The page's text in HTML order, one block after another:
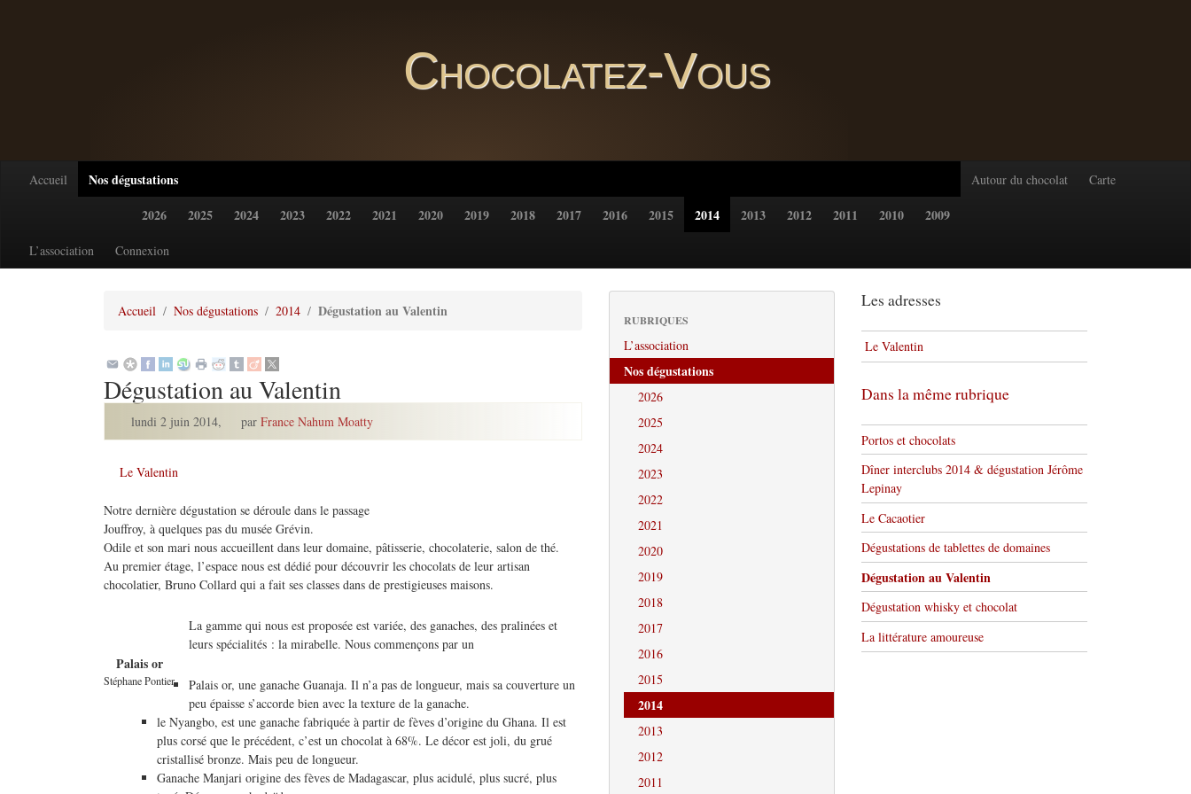
Chocolatez-Vous
Accueil
Nos dégustations
2026
2025 2024 2023 2022 2021 2020 2019 2018 2017 2016 2015 2014 2013 2012 2011 2010 2009
Autour du chocolat Carte
L’association Connexion
Accueil Nos dégustations 2014 Dégustation au Valentin
Dégustation au Valentin
lundi 2 juin 2014, par France Nahum Moatty
Le Valentin
Notre dernière dégustation se déroule dans le passage
Jouffroy, à quelques pas du musée Grévin.
Odile et son mari nous accueillent dans leur domaine, pâtisserie, chocolaterie, salon de thé.
Au premier étage, l’espace nous est dédié pour découvrir les chocolats de leur artisan
chocolatier, Bruno Collard qui a fait ses classes dans de prestigieuses maisons.
Palais or
Stéphane Pontier
La gamme qui nous est proposée est variée, des ganaches, des pralinées et
leurs spécialités : la mirabelle. Nous commençons par un
Palais or, une ganache Guanaja. Il n’a pas de longueur, mais sa couverture un
peu épaisse s’accorde bien avec la texture de la ganache.
le Nyangbo, est une ganache fabriquée à partir de fèves d’origine du Ghana. Il est
plus corsé que le précédent, c’est un chocolat à 68%. Le décor est joli, du grué
cristallisé bronze. Mais peu de longueur.
Ganache Manjari origine des fèves de Madagascar, plus acidulé, plus sucré, plus
RUBRIQUES
L’association
Nos dégustations
2026
2025
2024
2023
2022
2021
2020
2019
2018
2017
2016
2015
2014
2013
2012
2011
Les adresses
Le Valentin
Dans la même rubrique
Portos et chocolats
Dîner interclubs 2014 & dégustation Jérôme
Lepinay
Le Cacaotier
Dégustations de tablettes de domaines
Dégustation au Valentin
Dégustation whisky et chocolat
La littérature amoureuse